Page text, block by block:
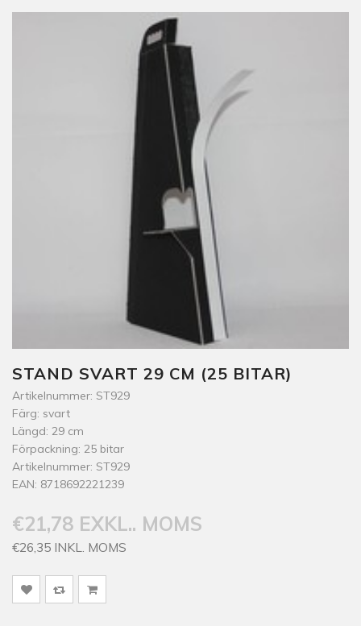
STAND SVART 29 CM (25 BITAR)
Artikelnummer: ST929
Färg: svart
Längd: 29 cm
Förpackning: 25 bitar
Artikelnummer: ST929
EAN: 8718692221239
€21,78 EXKL.. MOMS
€26,35 INKL. MOMS